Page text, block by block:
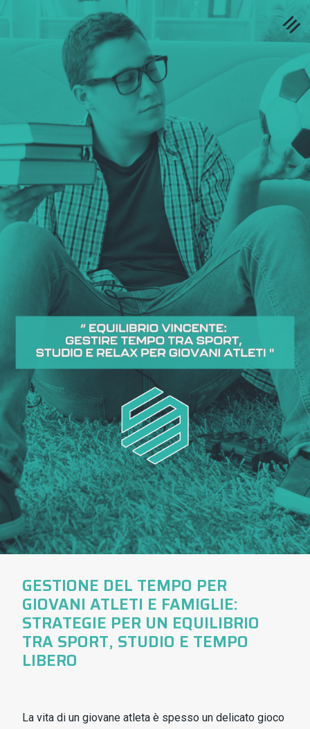
GESTIONE DEL TEMPO PER
GIOVANI ATLETI E FAMIGLIE:
STRATEGIE PER UN EQUILIBRIO
TRA SPORT, STUDIO E TEMPO
LIBERO
La vita di un giovane atleta è spesso un delicato gioco